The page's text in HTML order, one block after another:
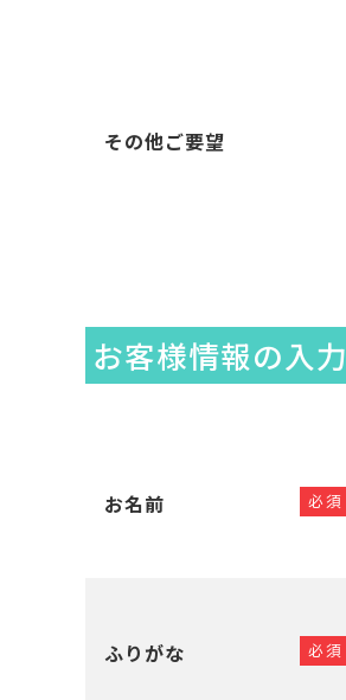
その他ご要望
お客様情報の入力
お名前 必須
ふりがな 必須